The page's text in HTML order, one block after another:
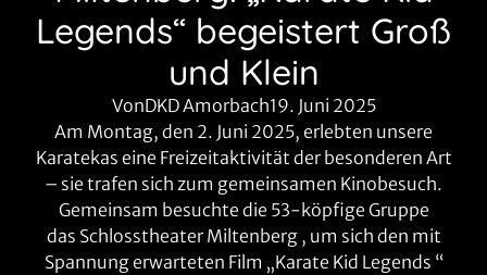
Legends“ begeistert Groß
und Klein
VonDKD Amorbach19. Juni 2025
Am Montag, den 2. Juni 2025, erlebten unsere
Karatekas eine Freizeitaktivität der besonderen Art
– sie trafen sich zum gemeinsamen Kinobesuch.
Gemeinsam besuchte die 53-köpfige Gruppe
das Schlosstheater Miltenberg, um sich den mit
Spannung erwarteten Film „Karate Kid Legends “